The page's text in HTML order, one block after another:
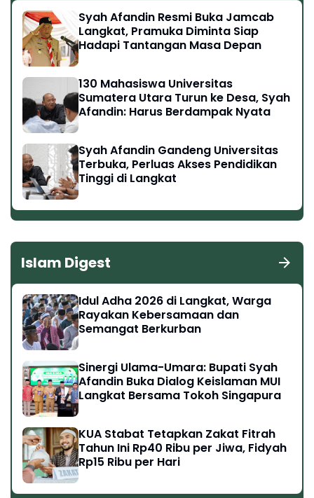
Syah Afandin Resmi Buka Jamcab
Langkat, Pramuka Diminta Siap
Hadapi Tantangan Masa Depan
130 Mahasiswa Universitas
Sumatera Utara Turun ke Desa, Syah
Afandin: Harus Berdampak Nyata
Syah Afandin Gandeng Universitas
Terbuka, Perluas Akses Pendidikan
Tinggi di Langkat
Islam Digest
Idul Adha 2026 di Langkat, Warga
Rayakan Kebersamaan dan
Semangat Berkurban
Sinergi Ulama-Umara: Bupati Syah
Afandin Buka Dialog Keislaman MUI
Langkat Bersama Tokoh Singapura
KUA Stabat Tetapkan Zakat Fitrah
Tahun Ini Rp40 Ribu per Jiwa, Fidyah
Rp15 Ribu per Hari